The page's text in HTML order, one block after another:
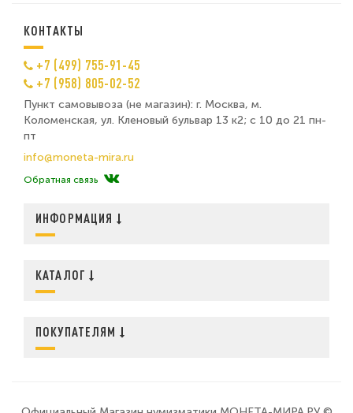
КОНТАКТЫ
+7 (499) 755-91-45
+7 (958) 805-02-52
Пункт самовывоза (не магазин): г. Москва, м.
Коломенская, ул. Кленовый бульвар 13 к2; с 10 до 21 пн-
пт
info@moneta-mira.ru
Обратная связь
ИНФОРМАЦИЯ
КАТАЛОГ
ПОКУПАТЕЛЯМ